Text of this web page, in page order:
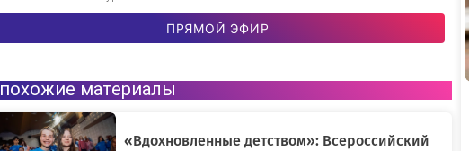
ПРЯМОЙ ЭФИР
похожие материалы
«Вдохновленные детством»: Всероссийский